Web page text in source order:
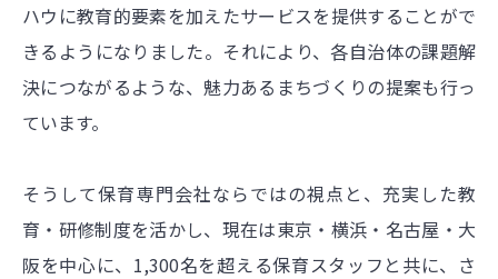
ハウに教育的要素を加えたサービスを提供することがで
きるようになりました。それにより、各自治体の課題解
決につながるような、魅力あるまちづくりの提案も行っ
ています。
そうして保育専門会社ならではの視点と、充実した教
育・研修制度を活かし、現在は東京・横浜・名古屋・大
阪を中心に、1,300名を超える保育スタッフと共に、さ